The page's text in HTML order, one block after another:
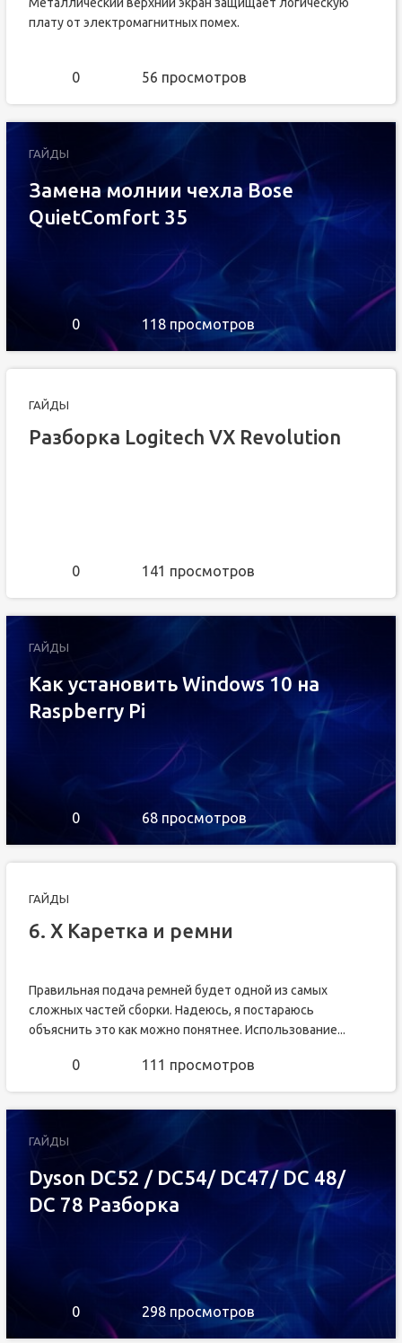
плату от электромагнитных помех.
0 56 просмотров
ГАЙДЫ
Замена молнии чехла Bose
QuietComfort 35
0 118 просмотров
ГАЙДЫ
Разборка Logitech VX Revolution
0 141 просмотров
ГАЙДЫ
Как установить Windows 10 на
Raspberry Pi
0 68 просмотров
ГАЙДЫ
6. X Каретка и ремни
Правильная подача ремней будет одной из самых
сложных частей сборки. Надеюсь, я постараюсь
объяснить это как можно понятнее. Использование...
0 111 просмотров
ГАЙДЫ
Dyson DC52 / DC54/ DC47/ DC 48/
DC 78 Разборка
0 298 просмотров